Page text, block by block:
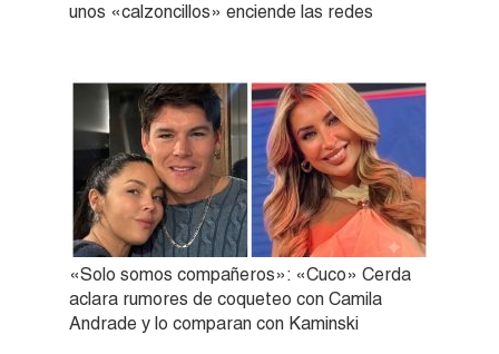
unos «calzoncillos» enciende las redes
«Solo somos compañeros»: «Cuco» Cerda
aclara rumores de coqueteo con Camila
Andrade y lo comparan con Kaminski